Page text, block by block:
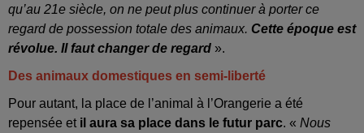
qu’au 21e siècle, on ne peut plus continuer à porter ce
regard de possession totale des animaux. Cette époque est
révolue. Il faut changer de regard ».
Des animaux domestiques en semi-liberté
Pour autant, la place de l’animal à l’Orangerie a été
repensée et il aura sa place dans le futur parc. « Nous